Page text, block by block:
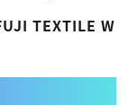
TEXTILE W